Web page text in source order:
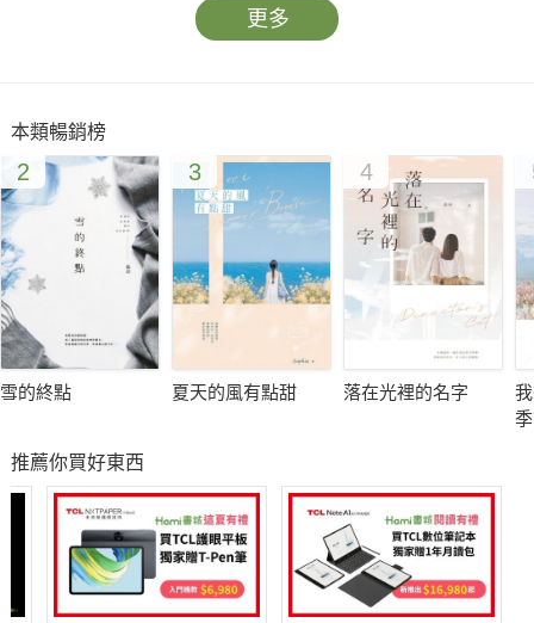
更多
本類暢銷榜
2
雪的終點
3
夏天的風有點甜
4
落在光裡的名字
推薦你買好東西